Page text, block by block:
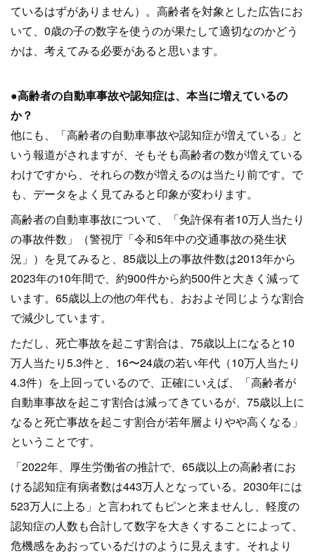
ているはずがありません）。高齢者を対象とした広告にお
いて、0歳の子の数字を使うのが果たして適切なのかどう
かは、考えてみる必要があると思います。
●高齢者の自動車事故や認知症は、本当に増えているの
か？
他にも、「高齢者の自動車事故や認知症が増えている」と
いう報道がされますが、そもそも高齢者の数が増えている
わけですから、それらの数が増えるのは当たり前です。で
も、データをよく見てみると印象が変わります。
高齢者の自動車事故について、「免許保有者10万人当たり
の事故件数」（警視庁「令和5年中の交通事故の発生状
況」）を見てみると、85歳以上の事故件数は2013年から
2023年の10年間で、約900件から約500件と大きく減って
います。65歳以上の他の年代も、おおよそ同じような割合
で減少しています。
ただし、死亡事故を起こす割合は、75歳以上になると10
万人当たり5.3件と、16〜24歳の若い年代（10万人当たり
4.3件）を上回っているので、正確にいえば、「高齢者が
自動車事故を起こす割合は減ってきているが、75歳以上に
なると死亡事故を起こす割合が若年層よりやや高くなる」
ということです。
「2022年、厚生労働省の推計で、65歳以上の高齢者にお
ける認知症有病者数は443万人となっている。2030年には
523万人に上る」と言われてもピンと来ませんし、軽度の
認知症の人数も合計して数字を大きくすることによって、
危機感をあおっているだけのように見えます。それより